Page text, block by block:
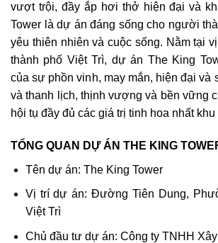
vượt trội, đầy ắp hơi thở hiện đại và
Tower là dự án đáng sống cho người
yêu thiên nhiên và cuộc sống. Nằm tại
thành phố Việt Trì, dự án The King
của sự phồn vinh, may mắn, hiện đại và
và thanh lịch, thịnh vượng và bền vững
hội tụ đầy đủ các giá trị tinh hoa nhất khu
TỔNG QUAN DỰ ÁN THE KING
Tên dự án: The King Tower
Vị trí dự án: Đường Tiên Dung,
Việt Trì
Chủ đầu tư dự án: Công ty TNHH